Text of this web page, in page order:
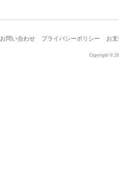
お問い合わせ プライバシーポリシー お
Copyright ©